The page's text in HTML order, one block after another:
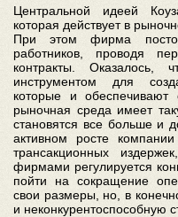
Центральной идеей
которая действует в
При этом фирма
работников, проводя
контракты.
инструментом для
которые и обеспечивают
рыночная среда имеет
становятся все больше и
активном росте
трансакционных
фирмами регулируется
пойти на сокращение
свои размеры, но, в
и неконкурентоспособную